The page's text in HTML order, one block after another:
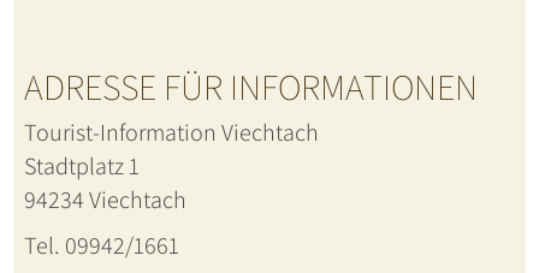
ADRESSE FÜR INFORMATIONEN
Tourist-Information Viechtach
Stadtplatz 1
94234 Viechtach
Tel. 09942/1661